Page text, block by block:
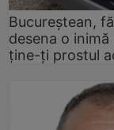
Bucureștean,
desena o
ține-ți prostul